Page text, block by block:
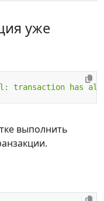
уже
transaction has
выполнить